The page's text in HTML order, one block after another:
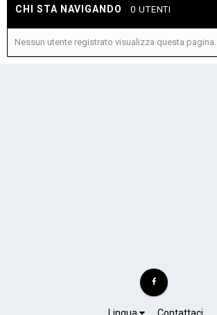
CHI STA NAVIGANDO 0 UTENTI
Nessun utente registrato visualizza questa pagina.